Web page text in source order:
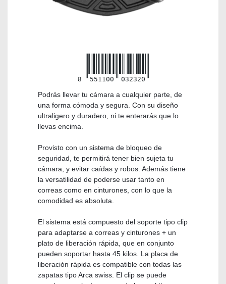
8 551100 032320
Podrás llevar tu cámara a cualquier parte, de
una forma cómoda y segura. Con su diseño
ultraligero y duradero, ni te enterarás que lo
llevas encima.
Provisto con un sistema de bloqueo de
seguridad, te permitirá tener bien sujeta tu
cámara, y evitar caídas y robos. Además tiene
la versatilidad de poderse usar tanto en
correas como en cinturones, con lo que la
comodidad es absoluta.
El sistema está compuesto del soporte tipo clip
para adaptarse a correas y cinturones + un
plato de liberación rápida, que en conjunto
pueden soportar hasta 45 kilos. La placa de
liberación rápida es compatible con todas las
zapatas tipo Arca swiss. El clip se puede